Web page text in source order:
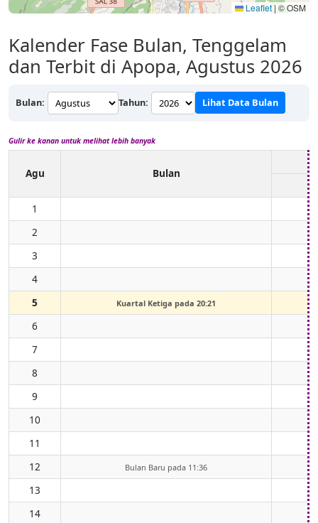
Leaflet | © OSM
Kalender Fase Bulan, Tenggelam
dan Terbit di Apopa, Agustus 2026
Bulan: Tahun: Lihat Data Bulan
Gulir ke kanan untuk melihat lebih banyak
Agu
Bulan
1
2
3
4
5
Kuartal Ketiga pada 20:21
6
7
8
9
10
11
12
Bulan Baru pada 11:36
13
14